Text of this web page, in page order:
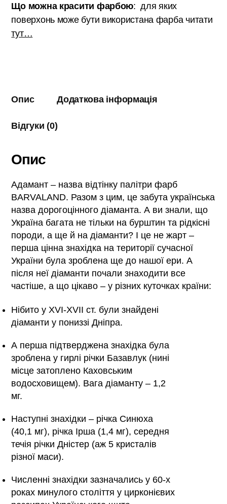
Що можна красити фарбою: для яких
поверхонь може бути використана фарба читати
тут…
Опис Додаткова інформація
Відгуки (0)
Опис
Адамант – назва відтінку палітри фарб
BARVALAND. Разом з цим, це забута українська
назва дорогоцінного діаманта. А ви знали, що
Україна багата не тільки на бурштин та рідкісні
породи, а ще й на діаманти? І це не жарт –
перша цінна знахідка на території сучасної
України була зроблена ще до нашої ери. А
після неї діаманти почали знаходити все
частіше, а що цікаво – у різних куточках країни:
Нібито у ХVІ-ХVІІ ст. були знайдені
діаманти у пониззі Дніпра.
А перша підтверджена знахідка була
зроблена у гирлі річки Базавлук (нині
місце затоплено Каховським
водосховищем). Вага діаманту – 1,2
мг.
Наступні знахідки – річка Синюха
(40,1 мг), річка Ірша (1,4 мг), середня
течія річки Дністер (аж 5 кристалів
різної маси).
Численні знахідки зазначались у 60-х
роках минулого століття у цирконієвих